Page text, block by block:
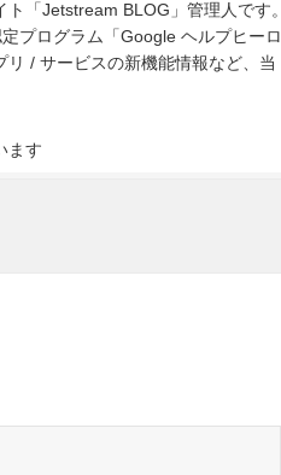
「Jetstream BLOG」管理人です。
プログラム「Google ヘルプヒーロ
/ サービスの新機能情報など、当
ます